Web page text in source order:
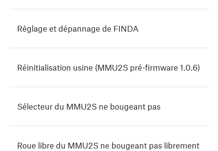
Réglage et dépannage de FINDA
Réinitialisation usine (MMU2S pré-firmware 1.0.6)
Sélecteur du MMU2S ne bougeant pas
Roue libre du MMU2S ne bougeant pas librement